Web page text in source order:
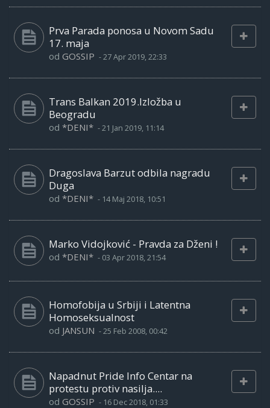
Prva Parada ponosa u Novom Sadu
17. maja
od GOSSIP -27 Apr 2019, 22:33
Trans Balkan 2019.Izložba u
Beogradu
od *DENI* -21 Jan 2019, 11:14
Dragoslava Barzut odbila nagradu
Duga
od *DENI* - 14 Maj 2018, 10:51
Marko Vidojković - Pravda za Dženi !
od *DENI* - 03 Apr 2018, 21:54
Homofobija u Srbiji i Latentna
Homoseksualnost
od JANSUN -25 Feb 2008, 00:42
Napadnut Pride Info Centar na
protestu protiv nasilja....
od GOSSIP - 16 Dec 2018, 01:33